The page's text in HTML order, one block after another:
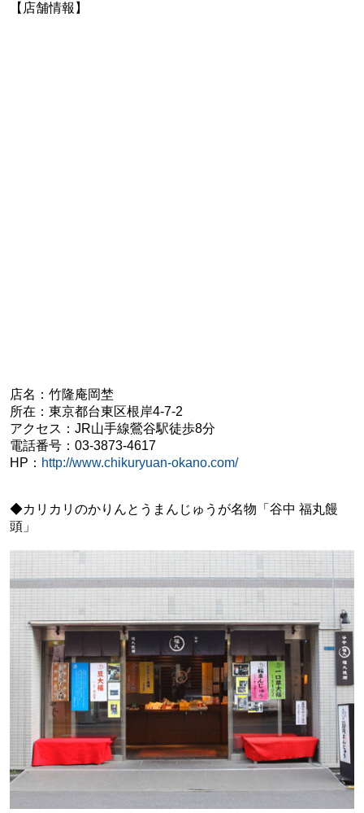
【店舗情報】
店名：竹隆庵岡埜
所在：東京都台東区根岸4-7-2
アクセス：JR山手線鶯谷駅徒歩8分
電話番号：03-3873-4617
HP： http://www.chikuryuan-okano.com/
◆カリカリのかりんとうまんじゅうが名物「谷中 福丸饅
頭」